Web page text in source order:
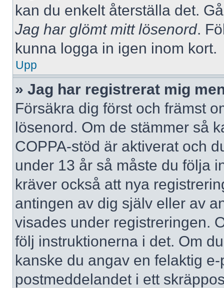
kan du enkelt återställa det.
Jag har glömt mitt lösenord.
kunna logga in igen inom kort.
Upp
» Jag har registrerat mig
Försäkra dig först och främst
lösenord. Om de stämmer så
COPPA-stöd är aktiverat och
under 13 år så måste du följa
kräver också att nya
antingen av dig själv eller av
visades under registreringen.
följ instruktionerna i det. Om
kanske du angav en felaktig
postmeddelandet i ett